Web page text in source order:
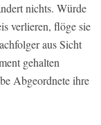
nichts. Würde
verlieren, flöge sie
aus Sicht
gehalten
Abgeordnete ihre